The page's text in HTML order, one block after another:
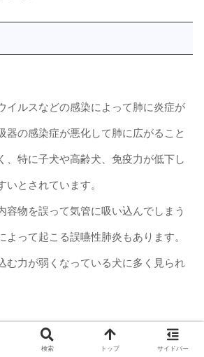
イルスなどの感染によって肺に炎症が
器の感染症が悪化して肺に広がること
、特に子犬や高齢犬、免疫力が低下し
とされています。
容物を誤って気管に吸い込んでしまう
よって起こる誤嚥性肺炎もあります。
む力が弱くなっている犬に多く見られ
検索 トップ サイドバー